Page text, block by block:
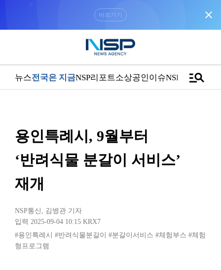
“우리는 독자가 구독할 수 있는 기사를 씁니다” close
뉴스전국은 지금NSP리포트소상공인이슈NSPTVmanage_search
용인특례시, 9월부터
‘반려식물 분갈이 서비스’
재개
NSP통신 , 김병관 기자
입력 2025-09-04 10:15 KRX7
#용인특례시
#반려식물분갈이 #분갈이서비스 #체험부스 #체험
형프로그램